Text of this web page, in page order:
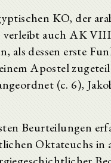
KO, der
auch AK VIII
als dessen erste
Apostel
(c. 6),
Beurteilungen
Oktateuchs in